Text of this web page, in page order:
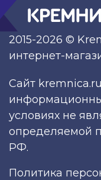
2015-2026 ©
интернет-
Сайт
условиях не
определяемой
РФ.
Политика